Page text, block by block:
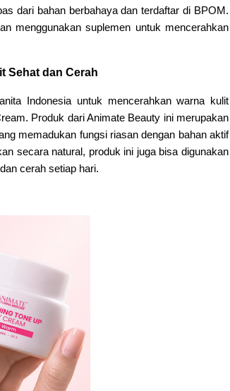
dari bahan berbahaya dan terdaftar di BPOM.
menggunakan suplemen untuk mencerahkan
Sehat dan Cerah
Indonesia untuk mencerahkan warna kulit
Produk dari Animate Beauty ini merupakan
memadukan fungsi riasan dengan bahan aktif
secara natural, produk ini juga bisa digunakan
cerah setiap hari.